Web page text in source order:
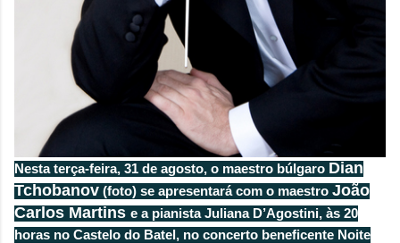
Nesta terça-feira, 31 de agosto, o maestro búlgaro Dian
Tchobanov (foto) se apresentará com o maestro João
Carlos Martins e a pianista Juliana D’Agostini, às 20
horas no Castelo do Batel, no concerto beneficente Noite